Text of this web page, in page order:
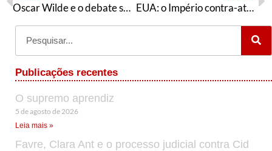
Oscar Wilde e o debate sobre o indivíduo EUA: o Império contra-ataca
Publicações recentes
O supremo aprendiz
5 de agosto de 2026
Leia mais »
Favre, Clara Ant e o processo judicial contra Cid